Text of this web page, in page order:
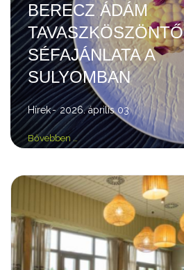
BERECZ ÁDÁM
TAVASZKÖSZÖNTŐ
SÉFAJÁNLATA A
SULYOMBAN
Hírek 2026. április 03
Bővebben …